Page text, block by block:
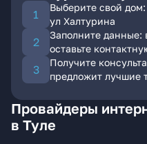
Выберите свой
ул Халтурина
Заполните данные:
оставьте
Получите
предложит лучшие
Провайдеры
в Туле